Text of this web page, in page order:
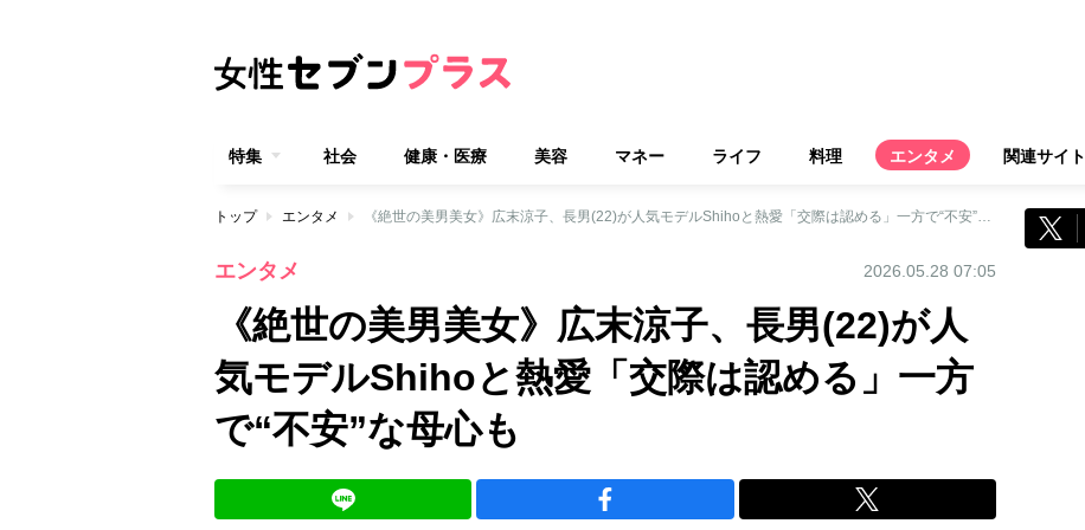
特集 社会 健康・医療 美容 マネー ライフ 料理 エンタメ 関連サイト
トップ エンタメ 《絶世の美男美女》広末涼子、長男(22)が人気モデルShihoと熱愛「交際は認める」一方で“不安”な母心も
エンタメ 2026.05.28 07:05
《絶世の美男美女》広末涼子、長男(22)が人
気モデルShihoと熱愛「交際は認める」一方
で“不安”な母心も